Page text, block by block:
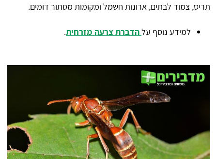
תריס, צמוד לבתים, ארונות חשמל ומקומות מסתור דומים.
למידע נוסף עלהדברת צרעה מזרחית.